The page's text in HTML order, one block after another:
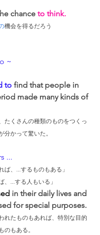
chance to think.
機会を得るだろう
~
to find that people in
made many kinds of
たくさんの種類のものをつくっ
分かって驚いた。
...
ば、...するものもある」
、...する人もいる」
in their daily lives and
for special purposes.
れたものもあれば、特別な目的
のもある。